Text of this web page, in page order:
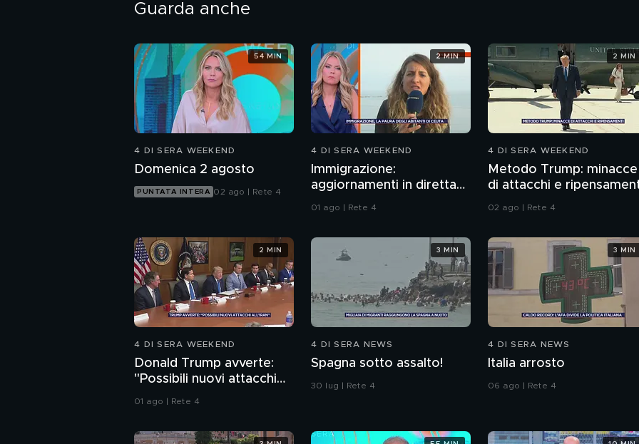
Guarda anche
4 DI SERA WEEKEND
Domenica 2 agosto
PUNTATA INTERA 02 ago | Rete 4
54 MIN
4 DI SERA WEEKEND
Immigrazione:
aggiornamenti in diretta
da Ceuta
01 ago | Rete 4
2 MIN
4 DI SERA WEEKEND
Metodo Trump: minacce
di attacchi e
02 ago | Rete 4
2 MIN
4 DI SERA WEEKEND
Donald Trump avverte:
"Possibili nuovi attacchi
all'Iran"
01 ago | Rete 4
2 MIN
4 DI SERA NEWS
Spagna sotto assalto!
30 lug | Rete 4
3 MIN
4 DI SERA NEWS
Italia arrosto
06 ago | Rete 4
3 MIN